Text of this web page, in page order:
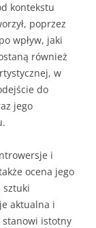
kontekstu
poprzez
wpływ, jaki
również
w
do
jego
i
ocena jego
sztuki
aktualna i
stanowi istotny